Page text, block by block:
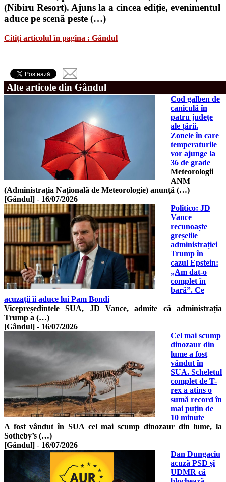
(Nibiru Resort). Ajuns la a cincea ediție, evenimentul
aduce pe scenă peste (…)
Citiți articolul în pagina : Gândul
Alte articole din Gândul
Cod galben de
caniculă în
patru județe
ale țării.
Zonele în care
temperaturile
vor ajunge la
36 de grade
Meteorologii
ANM
(Administrația Națională de Meteorologie) anunță (…)
[Gândul] - 16/07/2026
Politico: JD
Vance
recunoaște
greșelile
administrației
Trump în
cazul Epstein:
„Am dat-o
complet în
bară”. Ce
acuzații îi aduce lui Pam Bondi
Vicepreședintele SUA, JD Vance, admite că administrația
Trump a (…)
[Gândul] - 16/07/2026
Cel mai scump
dinozaur din
lume a fost
vândut în
SUA. Scheletul
complet de T-
rex a atins o
sumă record în
mai puțin de
10 minute
A fost vândut în SUA cel mai scump dinozaur din lume, la
Sotheby’s (…)
[Gândul] - 16/07/2026
Dan Dungaciu
acuză PSD și
UDMR că